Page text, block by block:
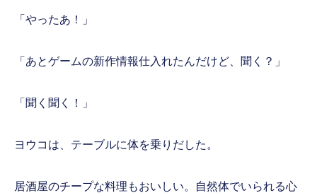
「やったあ！」
「あとゲームの新作情報仕入れたんだけど、聞く？」
「聞く聞く！」
ヨウコは、テーブルに体を乗りだした。
居酒屋のチープな料理もおいしい。自然体でいられる心